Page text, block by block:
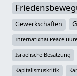
Gewerkschaften
International Peace
Israelische Besatzung
Kapitalismuskritik